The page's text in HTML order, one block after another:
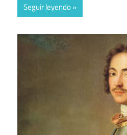
Seguir leyendo